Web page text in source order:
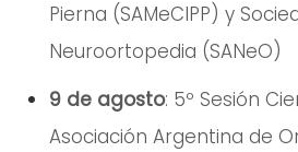
Pierna (SAMeCIPP) y
Neuroortopedia (SANeO)
9 de agosto: 5º Sesión
Asociación Argentina de